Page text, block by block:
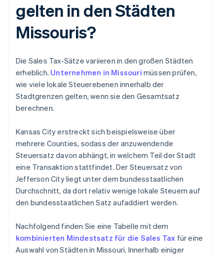
gelten in den Städten
Missouris?
Die Sales Tax-Sätze variieren in den großen Städten
erheblich. Unternehmen in Missouri müssen prüfen,
wie viele lokale Steuerebenen innerhalb der
Stadtgrenzen gelten, wenn sie den Gesamtsatz
berechnen.
Kansas City erstreckt sich beispielsweise über
mehrere Counties, sodass der anzuwendende
Steuersatz davon abhängt, in welchem Teil der Stadt
eine Transaktion stattfindet. Der Steuersatz von
Jefferson City liegt unter dem bundesstaatlichen
Durchschnitt, da dort relativ wenige lokale Steuern auf
den bundesstaatlichen Satz aufaddiert werden.
Nachfolgend finden Sie eine Tabelle mit dem
kombinierten Mindestsatz für die Sales Tax für eine
Auswahl von Städten in Missouri. Innerhalb einiger